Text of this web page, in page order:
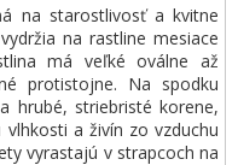
na starostlivosť a kvitne
na rastline mesiace
má veľké oválne až
protistojne. Na spodku
hrubé, striebristé korene,
a živín zo vzduchu
vyrastajú v strapcoch na